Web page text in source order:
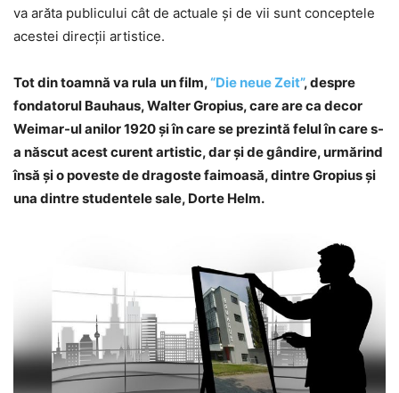
va arăta publicului cât de actuale şi de vii sunt conceptele
acestei direcţii artistice.
Tot din toamnă va rula un film,“Die neue Zeit”, despre
fondatorul Bauhaus, Walter Gropius, care are ca decor
Weimar-ul anilor 1920 şi în care se prezintă felul în care s-
a născut acest curent artistic, dar şi de gândire, urmărind
însă şi o poveste de dragoste faimoasă, dintre Gropius şi
una dintre studentele sale, Dorte Helm.